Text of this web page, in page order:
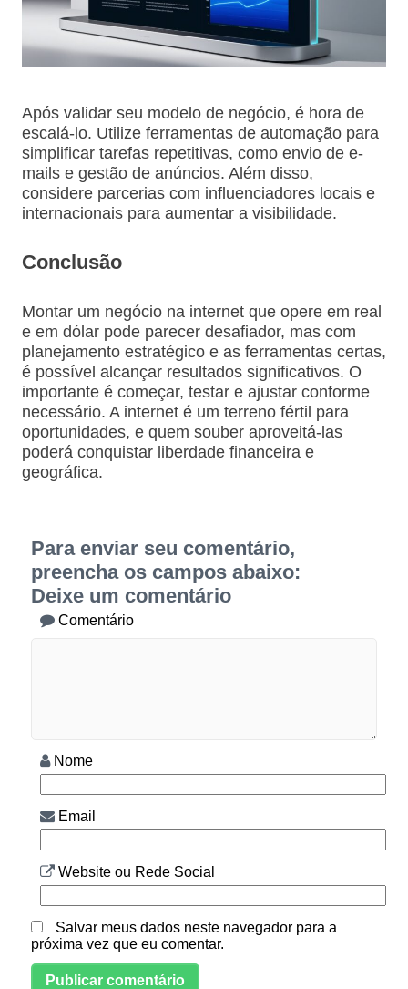
Após validar seu modelo de negócio, é hora de
escalá-lo. Utilize ferramentas de automação para
simplificar tarefas repetitivas, como envio de e-
mails e gestão de anúncios. Além disso,
considere parcerias com influenciadores locais e
internacionais para aumentar a visibilidade.
Conclusão
Montar um negócio na internet que opere em real
e em dólar pode parecer desafiador, mas com
planejamento estratégico e as ferramentas certas,
é possível alcançar resultados significativos. O
importante é começar, testar e ajustar conforme
necessário. A internet é um terreno fértil para
oportunidades, e quem souber aproveitá-las
poderá conquistar liberdade financeira e
geográfica.
Para enviar seu comentário,
preencha os campos abaixo:
Deixe um comentário
Comentário
Nome
Email
Website ou Rede Social
Salvar meus dados neste navegador para a
próxima vez que eu comentar.